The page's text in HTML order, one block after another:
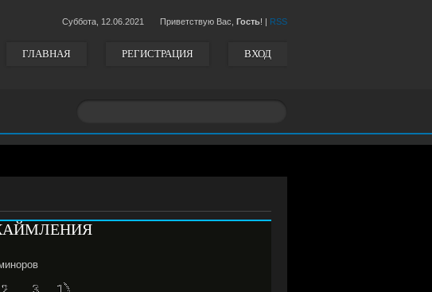
Суббота, 12.06.2021 Приветствую Вас, Гость! | RSS
ГЛАВНАЯ РЕГИСТРАЦИЯ ВХОД